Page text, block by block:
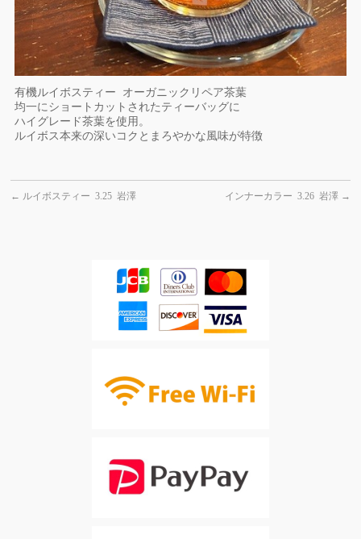
有機ルイボスティー オーガニックリペア茶葉
均一にショートカットされたティーバッグに
ハイグレード茶葉を使用。
ルイボス本来の深いコクとまろやかな風味が特徴
← ルイボスティー 3.25 岩澤 インナーカラー 3.26 岩澤 →